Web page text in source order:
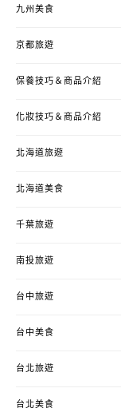
九州美食
京都旅遊
保養技巧＆商品介紹
化妝技巧＆商品介紹
北海道旅遊
北海道美食
千葉旅遊
南投旅遊
台中旅遊
台中美食
台北旅遊
台北美食